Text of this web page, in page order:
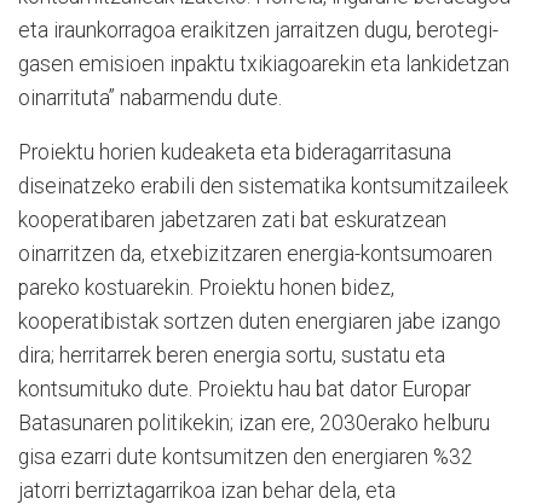
eta iraunkorragoa eraikitzen jarraitzen dugu, berotegi-
gasen emisioen inpaktu txikiagoarekin eta lankidetzan
oinarrituta” nabarmendu dute.
Proiektu horien kudeaketa eta bideragarritasuna
diseinatzeko erabili den sistematika kontsumitzaileek
kooperatibaren jabetzaren zati bat eskuratzean
oinarritzen da, etxebizitzaren energia-kontsumoaren
pareko kostuarekin. Proiektu honen bidez,
kooperatibistak sortzen duten energiaren jabe izango
dira; herritarrek beren energia sortu, sustatu eta
kontsumituko dute. Proiektu hau bat dator Europar
Batasunaren politikekin; izan ere, 2030erako helburu
gisa ezarri dute kontsumitzen den energiaren %32
jatorri berriztagarrikoa izan behar dela, eta